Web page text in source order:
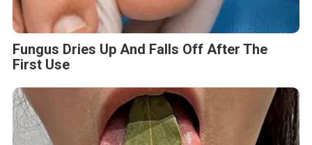
Fungus Dries Up And Falls Off After The
First Use